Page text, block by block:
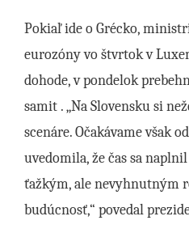
Pokiaľ ide o Grécko,
eurozóny vo štvrtok v
dohode, v pondelok
samit . „Na Slovensku si
scenáre. Očakávame však
uvedomila, že čas sa
ťažkým, ale nevyhnutným
budúcnosť,“ povedal